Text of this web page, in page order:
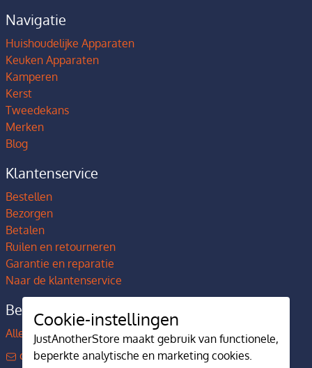
Navigatie
Huishoudelijke Apparaten
Keuken Apparaten
Kamperen
Kerst
Tweedekans
Merken
Blog
Klantenservice
Bestellen
Bezorgen
Betalen
Ruilen en retourneren
Garantie en reparatie
Naar de klantenservice
Bedrijfsgegevens
Alles over JustAnotherStore
contact@justanotherstore.nl
Cookie-instellingen
JustAnotherStore maakt gebruik van functionele,
beperkte analytische en marketing cookies.